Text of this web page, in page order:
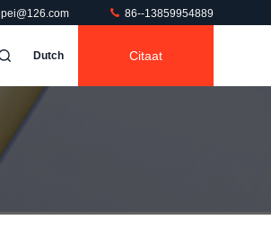
86--13859954889
Dutch Citaat